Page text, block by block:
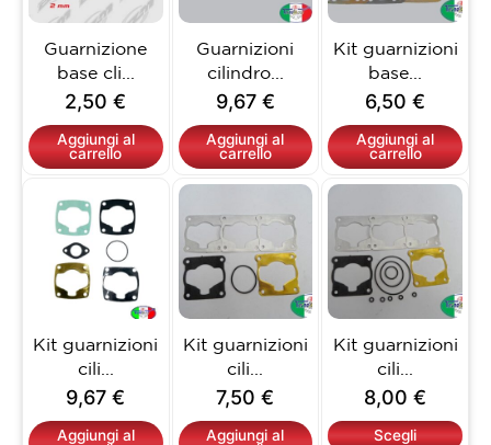
Guarnizione
base cli...
2,50€
Aggiungi al
carrello
Guarnizioni
cilindro...
9,67 €
Aggiungi al
carrello
Kit guarnizioni
base...
6,50€
Aggiungi al
carrello
Kit guarnizioni
cili...
9,67€
Aggiungi al
Kit guarnizioni
cili...
7,50€
Aggiungi al
Kit guarnizioni
cili...
8,00€
Scegli
Questo
prodotto
ha
più
varianti.
opzioni
possono
scelte
nella